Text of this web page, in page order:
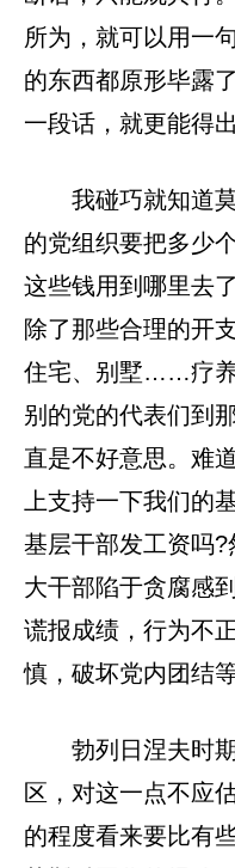
所为，就可以用一
的东西都原形毕露
一段话，就更能得出
我碰巧就知道
的党组织要把多少
这些钱用到哪里去
除了那些合理的开
住宅、别墅……疗养
别的党的代表们到
直是不好意思。难
上支持一下我们的
基层干部发工资吗
大干部陷于贪腐感
谎报成绩，行为不
慎，破坏党内团结等
勃列日涅夫时
区，对这一点不应
的程度看来要比有